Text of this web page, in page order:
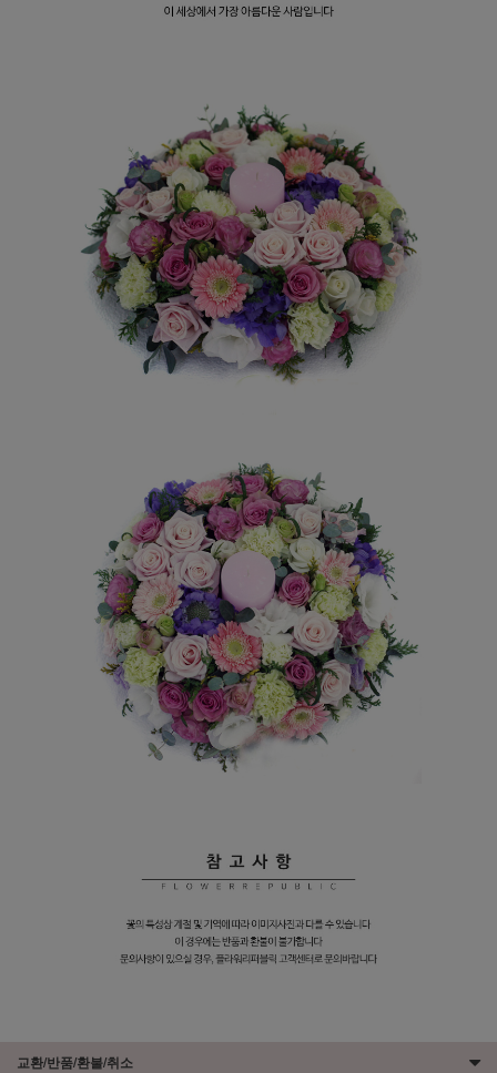
교환/반품/환불/취소